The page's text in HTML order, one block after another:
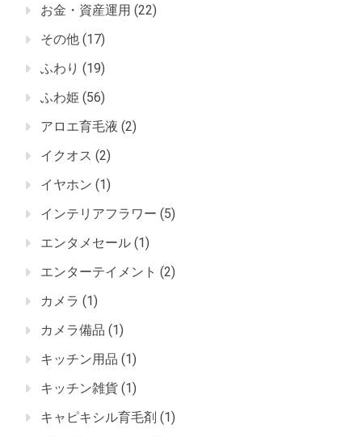
お金・資産運用 (22)
その他 (17)
ふわり (19)
ふわ姫 (56)
アロエ育毛液 (2)
イクオス (2)
イヤホン (1)
インテリアフラワー (5)
エンタメセール (1)
エンターテイメント (2)
カメラ (1)
カメラ備品 (1)
キッチン用品 (1)
キッチン雑貨 (1)
キャピキシル育毛剤 (1)